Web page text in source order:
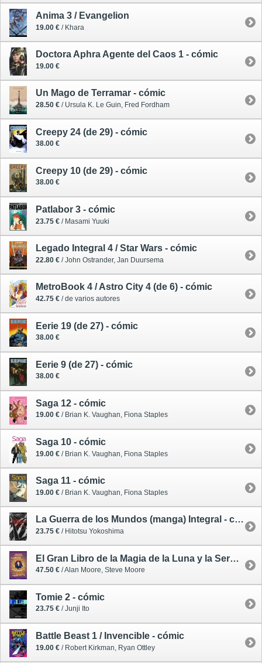
Anima 3 / Evangelion
19.00 € / Khara
Doctora Aphra Agente del Caos 1 - cómic
19.00 €
Un Mago de Terramar - cómic
28.50 € / Ursula K. Le Guin, Fred Fordham
Creepy 24 (de 29) - cómic
38.00 €
Creepy 10 (de 29) - cómic
38.00 €
Patlabor 3 - cómic
23.75 € / Masami Yuuki
Legado Integral 4 / Star Wars - cómic
22.80 € / John Ostrander, Jan Duursema
MetroBook 4 / Astro City 4 (de 6) - cómic
42.75 € / de varios autores
Eerie 19 (de 27) - cómic
38.00 €
Eerie 9 (de 27) - cómic
38.00 €
Saga 12 - cómic
19.00 € / Brian K. Vaughan, Fiona Staples
Saga 10 - cómic
19.00 € / Brian K. Vaughan, Fiona Staples
Saga 11 - cómic
19.00 € / Brian K. Vaughan, Fiona Staples
La Guerra de los Mundos (manga) Integral - cómic
23.75 € / Hitotsu Yokoshima
El Gran Libro de la Magia de la Luna y la Serpiente - cómic
47.50 € / Alan Moore, Steve Moore
Tomie 2 - cómic
23.75 € / Junji Ito
Battle Beast 1 / Invencible - cómic
19.00 € / Robert Kirkman, Ryan Ottley